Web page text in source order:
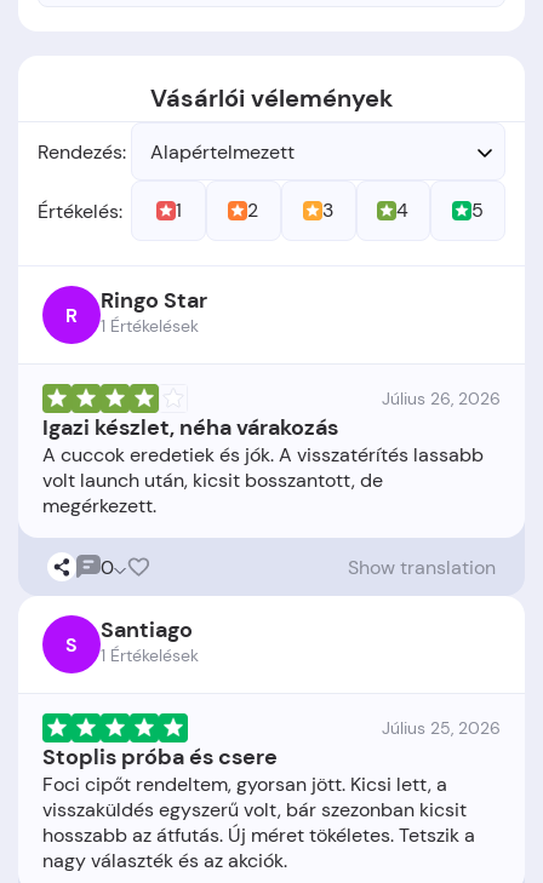
Vásárlói vélemények
Rendezés: Alapértelmezett
Értékelés: 1 2 3 4 5
R Ringo Star
1 Értékelések
Július 26, 2026
Igazi készlet, néha várakozás
A cuccok eredetiek és jók. A visszatérítés lassabb
volt launch után, kicsit bosszantott, de
0 Show translation
S Santiago
1 Értékelések
Július 25, 2026
Stoplis próba és csere
Foci cipőt rendeltem, gyorsan jött. Kicsi lett, a
visszaküldés egyszerű volt, bár szezonban kicsit
hosszabb az átfutás. Új méret tökéletes. Tetszik a